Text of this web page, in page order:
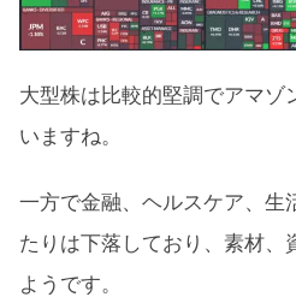
大型株は比較的堅調でアマゾ
いますね。
一方で金融、ヘルスケア、生
たりは下落しており、素材、
ようです。